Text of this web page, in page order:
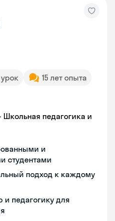
урок
15 лет опыта
педагогика и
и
студентами
подход к каждому
и педагогику для